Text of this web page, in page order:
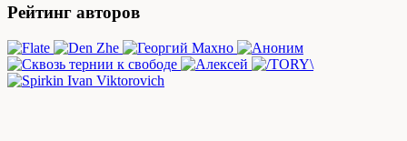
Рейтинг авторов